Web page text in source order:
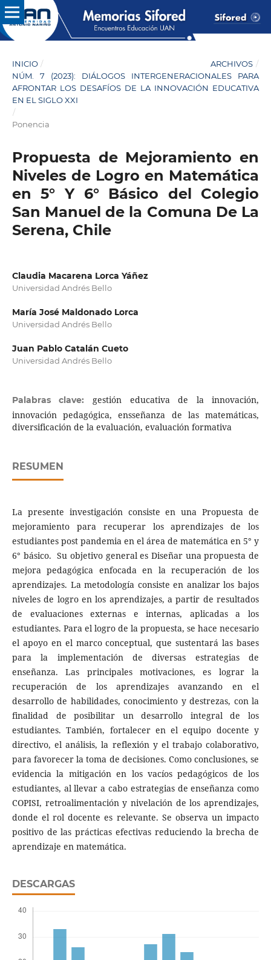
INICIO / ARCHIVOS /
NÚM. 7 (2023): DIÁLOGOS INTERGENERACIONALES PARA
AFRONTAR LOS DESAFÍOS DE LA INNOVACIÓN EDUCATIVA
EN EL SIGLO XXI
/
Ponencia
Propuesta de Mejoramiento en
Niveles de Logro en Matemática
en 5° Y 6° Básico del Colegio
San Manuel de la Comuna De La
Serena, Chile
Claudia Macarena Lorca Yáñez
Universidad Andrés Bello
María José Maldonado Lorca
Universidad Andrés Bello
Juan Pablo Catalán Cueto
Universidad Andrés Bello
Palabras clave: gestión educativa de la innovación,
innovación pedagógica, ensseñanza de las matemáticas,
diversificación de la evaluación, evaluación formativa
RESUMEN
La presente investigación consiste en una Propuesta de
mejoramiento para recuperar los aprendizajes de los
estudiantes post pandemia en el área de matemática en 5° y
6° básico. Su objetivo general es Diseñar una propuesta de
mejora pedagógica enfocada en la recuperación de los
aprendizajes. La metodología consiste en analizar los bajos
niveles de logro en los aprendizajes, a partir de resultados
de evaluaciones externas e internas, aplicadas a los
estudiantes. Para el logro de la propuesta, se hace necesario
el apoyo en el marco conceptual, que sustentará las bases
para la implementación de diversas estrategias de
enseñanza. Las principales motivaciones, es lograr la
recuperación de los aprendizajes avanzando en el
desarrollo de habilidades, conocimiento y destrezas, con la
finalidad de posibilitar un desarrollo integral de los
estudiantes. También, fortalecer en el equipo docente y
directivo, el análisis, la reflexión y el trabajo colaborativo,
para favorecer la toma de decisiones. Como conclusiones, se
evidencia la mitigación en los vacíos pedagógicos de los
estudiantes, al llevar a cabo estrategias de enseñanza como
COPISI, retroalimentación y nivelación de los aprendizajes,
donde el rol docente es relevante. Se observa un impacto
positivo de las prácticas efectivas reduciendo la brecha de
aprendizaje en matemática.
DESCARGAS